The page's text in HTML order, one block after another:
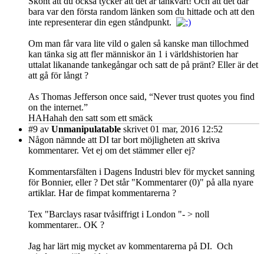
bara var den första random länken som du hittade och att den
inte representerar din egen ståndpunkt.
Om man får vara lite vild o galen så kanske man tillochmed
kan tänka sig att fler människor än 1 i världshistorien har
uttalat likanande tankegångar och satt de på pränt? Eller är det
att gå för långt ?
As Thomas Jefferson once said, “Never trust quotes you find
on the internet.”
HAHahah den satt som ett smäck
#9 av Unmanipulatable skrivet 01 mar, 2016 12:52
Någon nämnde att DI tar bort möjligheten att skriva
kommentarer. Vet ej om det stämmer eller ej?
Kommentarsfälten i Dagens Industri blev för mycket sanning
för Bonnier, eller ? Det står "Kommentarer (0)" på alla nyare
artiklar. Har de fimpat kommentarerna ?
Tex "Barclays rasar tvåsiffrigt i London "- > noll
kommentarer.. OK ?
Jag har lärt mig mycket av kommentarerna på DI. Och